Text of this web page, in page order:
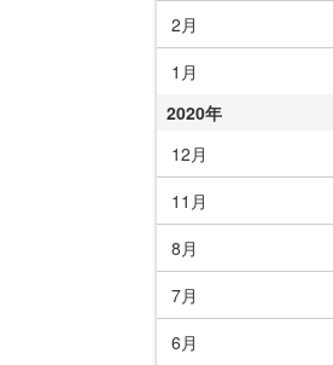
2月
1月
2020年
12月
11月
8月
7月
6月